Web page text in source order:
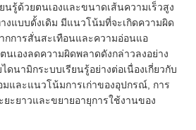
นรู้ด้วยตนเองและขนาดเส้นความเร็วสูง
งแบบดั้งเดิม มีแนวโน้มที่จะเกิดความผิด
กการสั่นสะเทือนและความอ่อนแอ
นเองลดความผิดพลาดดังกล่าวลงอย่าง
นามิกระบบเรียนรู้อย่างต่อเนื่องเกี่ยวกับ
และแนวโน้มการเก่าของอุปกรณ์, การ
ะยาวและขยายอายุการใช้งานของ